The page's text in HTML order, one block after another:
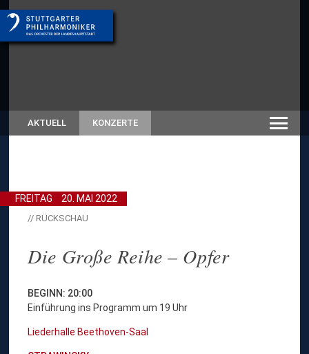
AKTUELL KONZERTE
FREITAG 20. MAI 2022
// RÜCKSCHAU
Die Große Reihe – Opfer
BEGINN: 20:00
Einführung ins Programm um 19 Uhr
Liederhalle Beethoven-Saal